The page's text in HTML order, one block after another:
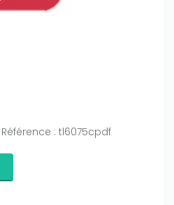
Référence : tl6075cpdf